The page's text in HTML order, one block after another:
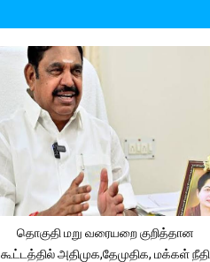
தொகுதி மறு வரையறை குறித்தான
கூட்டத்தில் அதிமுக,தேமுதிக, மக்கள் நீதி